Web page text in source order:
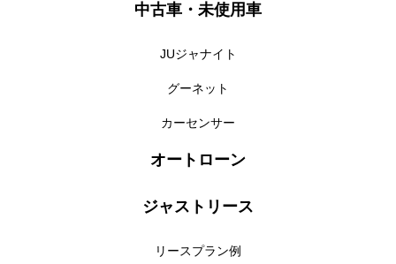
中古車・未使用車
JUジャナイト
グーネット
カーセンサー
オートローン
ジャストリース
リースプラン例